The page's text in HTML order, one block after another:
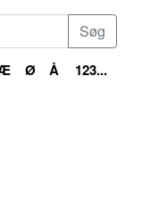
Ø Å 123...